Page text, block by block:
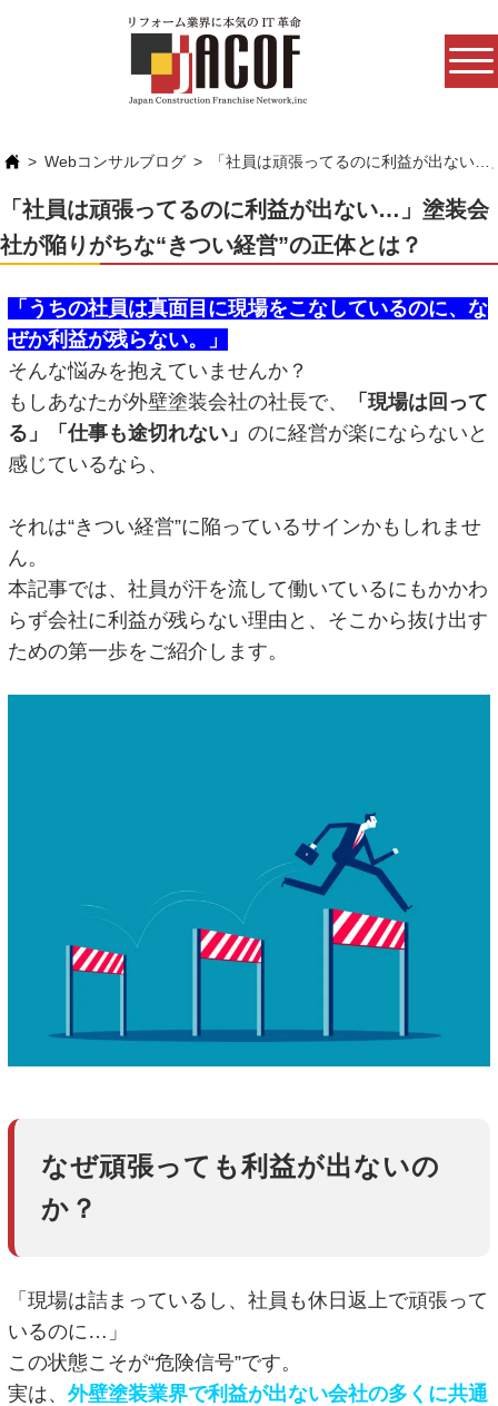
Webコンサルブログ 「社員は頑張ってるのに利益が出ない
「社員は頑張ってるのに利益が出ない…」塗装会
社が陥りがちな“きつい経営”の正体とは？
「うちの社員は真面目に現場をこなしているのに、な
ぜか利益が残らない。」
そんな悩みを抱えていませんか？
もしあなたが外壁塗装会社の社長で、
「現場は回って
る」「仕事も途切れない」のに経営が楽にならないと
感じているなら、
それは“きつい経営”に陥っているサインかもしれませ
ん。
本記事では、社員が汗を流して働いているにもかかわ
らず会社に利益が残らない理由と、そこから抜け出す
ための第一歩をご紹介します。
なぜ頑張っても利益が出ないの
か？
「現場は詰まっているし、社員も休日返上で頑張って
いるのに…」
この状態こそが“危険信号”です。
実は、外壁塗装業界で利益が出ない会社の多くに共通